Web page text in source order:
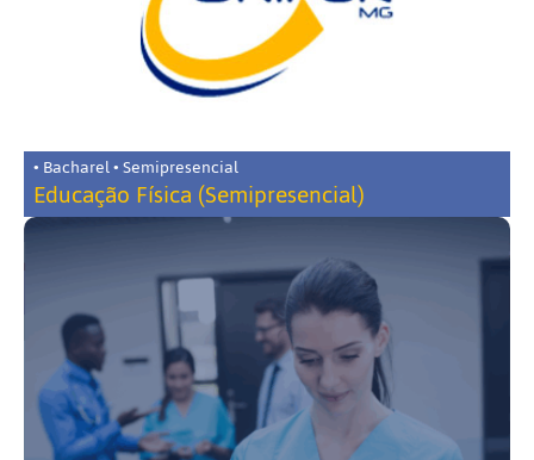
• Bacharel • Semipresencial
Educação Física (Semipresencial)